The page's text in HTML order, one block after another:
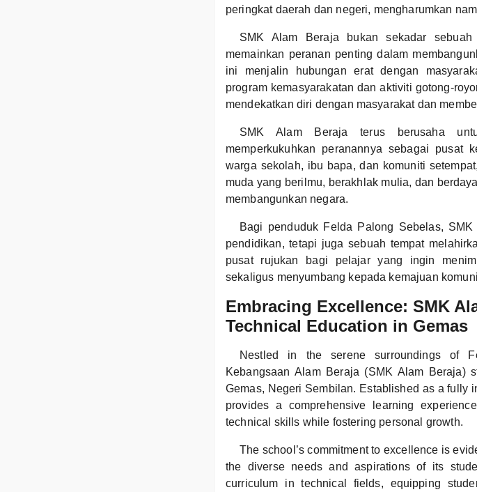
peringkat daerah dan negeri, mengharumkan
SMK Alam Beraja bukan sekadar
memainkan peranan penting dalam
ini menjalin hubungan erat dengan
program kemasyarakatan dan aktiviti gotong-
mendekatkan diri dengan masyarakat dan
SMK Alam Beraja terus berusaha
memperkukuhkan peranannya sebagai pusat
warga sekolah, ibu bapa, dan komuniti
muda yang berilmu, berakhlak mulia, dan
membangunkan negara.
Bagi penduduk Felda Palong Sebelas,
pendidikan, tetapi juga sebuah tempat
pusat rujukan bagi pelajar yang ingin
sekaligus menyumbang kepada kemajuan
Embracing Excellence: SMK
Technical Education in Gemas
Nestled in the serene surroundings of
Kebangsaan Alam Beraja (SMK Alam
Gemas, Negeri Sembilan. Established as a fully
provides a comprehensive learning
technical skills while fostering personal growth.
The school’s commitment to excellence is
the diverse needs and aspirations of its
curriculum in technical fields, equipping